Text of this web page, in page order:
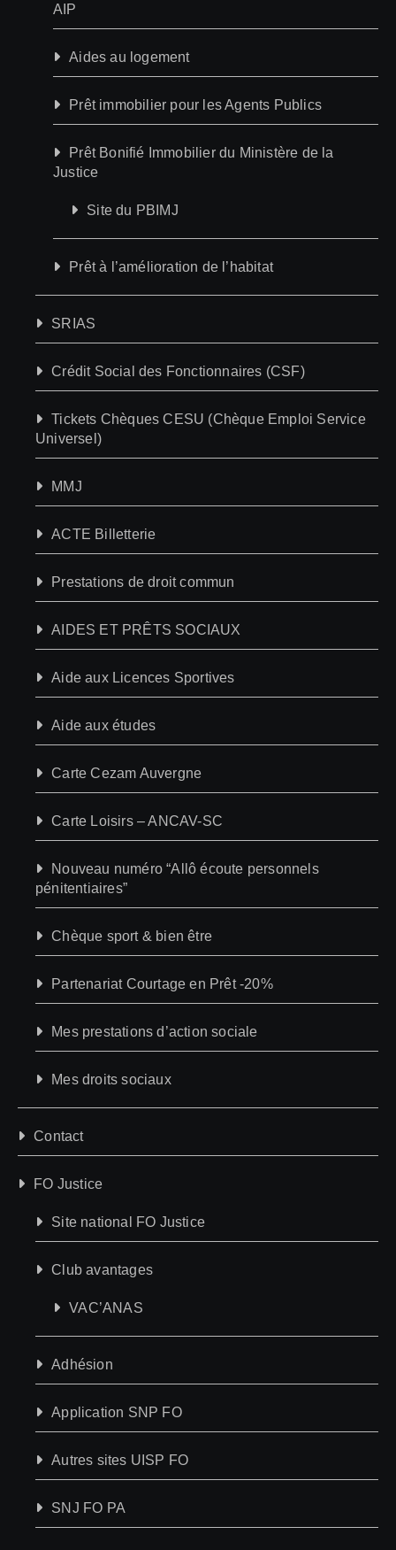
AIP
Aides au logement
Prêt immobilier pour les Agents Publics
Prêt Bonifié Immobilier du Ministère de la
Justice
Site du PBIMJ
Prêt à l’amélioration de l’habitat
SRIAS
Crédit Social des Fonctionnaires (CSF)
Tickets Chèques CESU (Chèque Emploi Service
Universel)
MMJ
ACTE Billetterie
Prestations de droit commun
AIDES ET PRÊTS SOCIAUX
Aide aux Licences Sportives
Aide aux études
Carte Cezam Auvergne
Carte Loisirs – ANCAV-SC
Nouveau numéro “Allô écoute personnels
pénitentiaires”
Chèque sport & bien être
Partenariat Courtage en Prêt -20%
Mes prestations d’action sociale
Mes droits sociaux
Contact
FO Justice
Site national FO Justice
Club avantages
VAC’ANAS
Adhésion
Application SNP FO
Autres sites UISP FO
SNJ FO PA